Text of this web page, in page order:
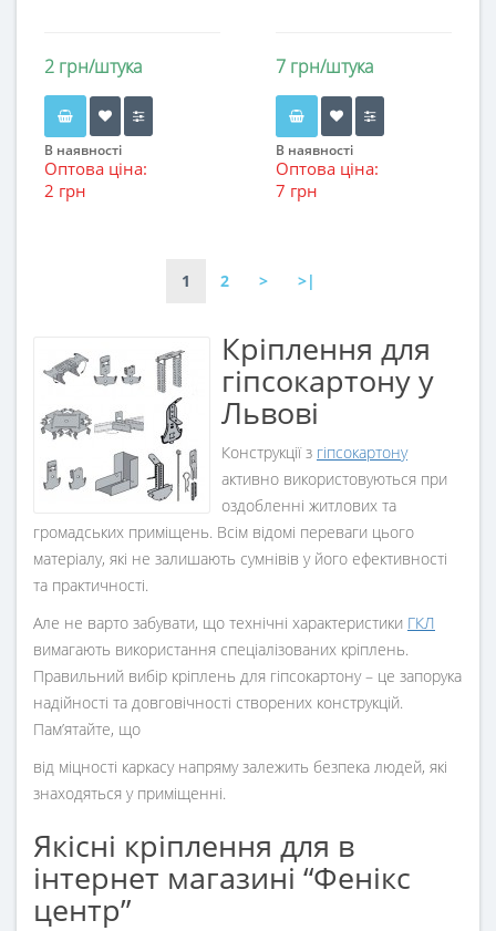
2 грн/штука
В наявності
Оптова ціна:
2 грн
7 грн/штука
В наявності
Оптова ціна:
7 грн
1 2 > >|
Кріплення для
гіпсокартону у
Львові
Конструкції з гіпсокартону
активно використовуються при
оздобленні житлових та
громадських приміщень. Всім відомі переваги цього
матеріалу, які не залишають сумнівів у його ефективності
та практичності.
Але не варто забувати, що технічні характеристики ГКЛ
вимагають використання спеціалізованих кріплень.
Правильний вибір кріплень для гіпсокартону – це запорука
надійності та довговічності створених конструкцій.
Пам’ятайте, що
від міцності каркасу напряму залежить безпека людей, які
знаходяться у приміщенні.
Якісні кріплення для в
інтернет магазині “Фенікс
центр”